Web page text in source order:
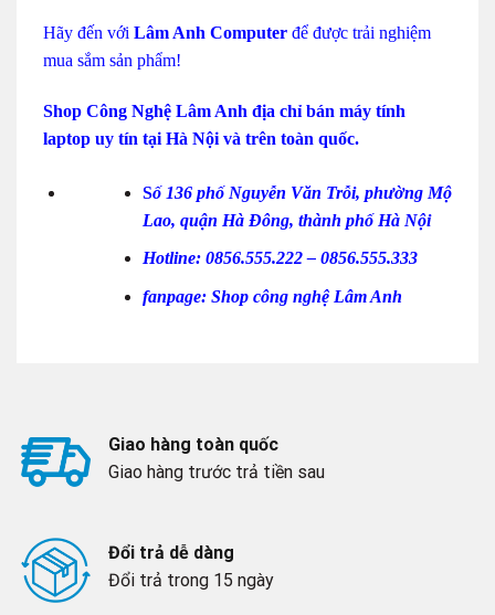
Hãy đến với Lâm Anh Computer để được trải nghiệm
mua sắm sản phẩm!
Shop Công Nghệ Lâm Anh địa chỉ bán máy tính
laptop uy tín tại Hà Nội và trên toàn quốc.
Số 136 phố Nguyễn Văn Trỗi, phường Mộ
Lao, quận Hà Đông, thành phố Hà Nội
Hotline: 0856.555.222 – 0856.555.333
fanpage: Shop công nghệ Lâm Anh
Giao hàng toàn quốc
Giao hàng trước trả tiền sau
Đổi trả dễ dàng
Đổi trả trong 15 ngày